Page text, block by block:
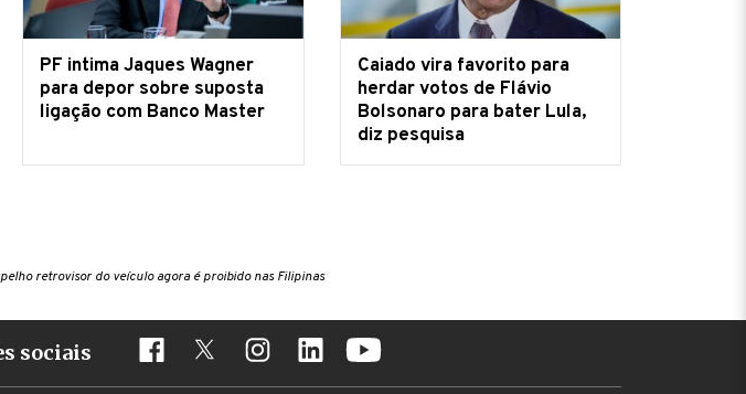
PF intima Jaques Wagner
para depor sobre suposta
ligação com Banco Master
Caiado vira favorito para
herdar votos de Flávio
Bolsonaro para bater Lula,
diz pesquisa
retrovisor do veículo agora é proibido nas Filipinas
sociais